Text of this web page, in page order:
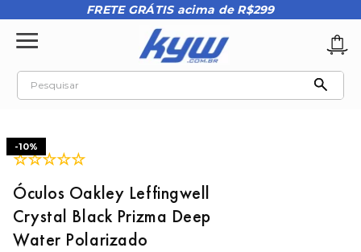
FRETE GRÁTIS acima de R$299
Pesquisar
-10%
☆☆☆☆☆
Óculos Oakley Leffingwell
Crystal Black Prizma Deep
Water Polarizado
1º
3º teeth bomber 3
4º